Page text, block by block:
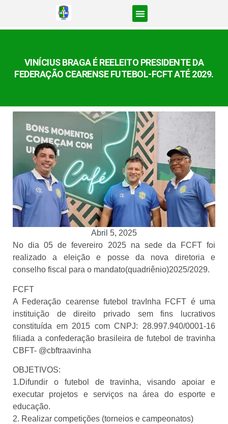
VINÍCIUS BRAGA É REELEITO PRESIDENTE DA
FEDERAÇÃO CEARENSE FUTEBOL-FCFT ATÉ 2029.
Abril 5, 2025
No dia 05 de fevereiro 2025 na sede da FCFT foi
realizado a eleição e posse da nova diretoria e
conselho fiscal para o mandato(quadriênio)2025/2029.
FCFT
A Federação cearense futebol travInha FCFT é uma
instituição de direito privado sem fins lucrativos
constituída em 2015 com CNPJ: 28.997.940/0001-16
filiada a confederação brasileira de futebol de travinha
CBFT- @cbftraavinha
OBJETIVOS:
1.Difundir o futebol de travinha, visando apoiar e
executar projetos e serviços na área do esporte e
educação.
2. Realizar competições (torneios e campeonatos)